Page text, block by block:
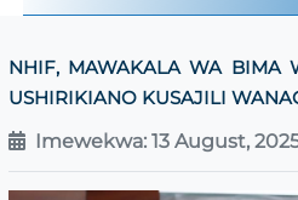
NHIF, MAWAKALA WA BIMA
USHIRIKIANO KUSAJILI
Imewekwa: 13 August,